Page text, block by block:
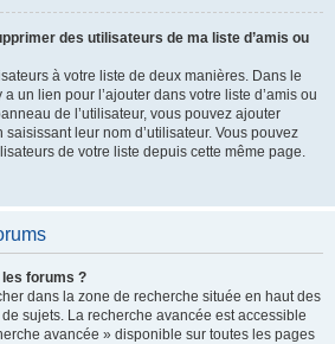
des utilisateurs de ma liste d’amis ou
à votre liste de deux manières. Dans le
un lien pour l’ajouter dans votre liste d’amis ou
de l’utilisateur, vous pouvez ajouter
leur nom d’utilisateur. Vous pouvez
de votre liste depuis cette même page.
forums ?
dans la zone de recherche située en haut des
sujets. La recherche avancée est accessible
avancée » disponible sur toutes les pages